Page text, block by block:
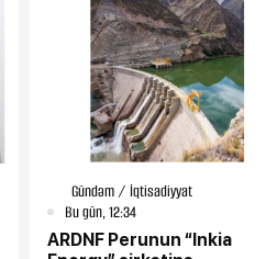
Gündəm / İqtisadiyyat
Bu gün, 12:34
ARDNF Perunun “Inkia